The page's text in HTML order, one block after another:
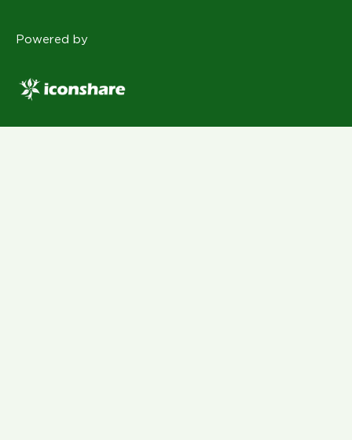
Powered by